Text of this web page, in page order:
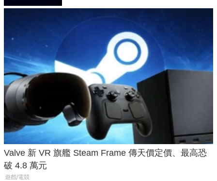
Valve 新 VR 旗艦 Steam Frame 傳天價定價、最高恐
破 4.8 萬元
遊戲/電競